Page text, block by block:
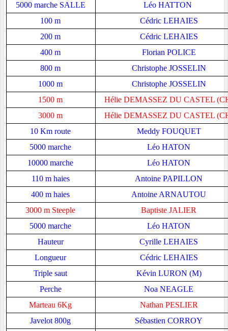
5000 marche SALLE
Léo HATTON
100 m
Cédric LEHAIES
200 m
Cédric LEHAIES
400 m
Florian POLICE
800 m
Christophe JOSSELIN
1000 m
Christophe JOSSELIN
1500 m
Hélie DEMASSEZ DU CASTEL
3000 m
Hélie DEMASSEZ DU CASTEL
10 Km route
Meddy FOUQUET
5000 marche
Léo HATON
10000 marche
Léo HATON
110 m haies
Antoine PAPILLON
400 m haies
Antoine ARNAUTOU
3000 m Steeple
Baptiste JALIER
5000 marche
Léo HATON
Hauteur
Cyrille LEHAIES
Longueur
Cédric LEHAIES
Triple saut
Kévin LURON (M)
Perche
Noa NEAGLE
Marteau 6Kg
Nathan PESLIER
Javelot 800g
Sébastien CORROY